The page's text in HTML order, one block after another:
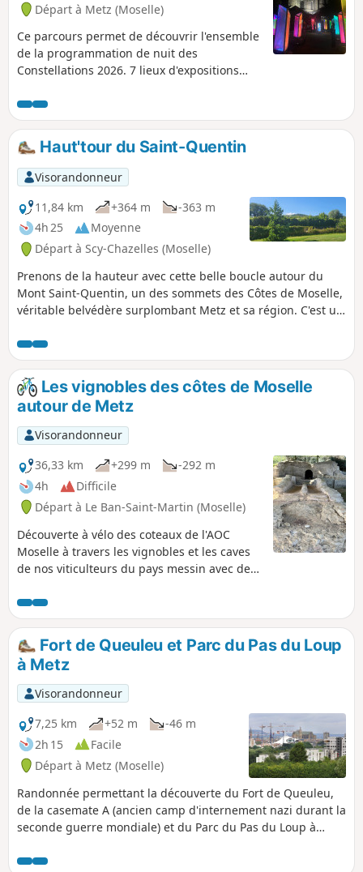
Départ à Metz (Moselle)
Ce parcours permet de découvrir l'ensemble
de la programmation de nuit des
Constellations 2026. 7 lieux d'expositions
visibles en soirée uniquement (selon la
période, début des accès entre 21h et 22h,
fin à 00h15). Les horaires d'ouverture
peuvent varier en fonction des lieux et de la
période, vous pouvez les retrouver sur le site
Constellations de Metz
Haut'tour du Saint-Quentin
Visorandonneur
11,84 km
+364 m
-363 m
4h 25
Moyenne
Départ à Scy-Chazelles (Moselle)
Prenons de la hauteur avec cette belle boucle autour du
Mont Saint-Quentin, un des sommets des Côtes de Moselle,
véritable belvédère surplombant Metz et sa région. C'est un
accessible à tous, au départ du bas de Scy-Chazelles, vous
fera découvrir quatre pans de l'histoire de Metz et du
département de la Moselle à travers la Voie de la Liberté
1944, la Tour Bismarck sur la Butte Charles Quint, la Maison
de Robert Schuman et le groupe fortifié du Saint-Quentin
constitué des forts Diou et Girardin.
Les vignobles des côtes de Moselle
autour de Metz
Visorandonneur
36,33 km
+299 m
-292 m
4h
Difficile
Départ à Le Ban-Saint-Martin (Moselle)
Découverte à vélo des coteaux de l'AOC
Moselle à travers les vignobles et les caves
de nos viticulteurs du pays messin avec des
l'Aqueduc Gallo-Romain ainsi qu'au
mémorial de la bataille de Dornot-Corny. Le
retour se fera le long de la Voie Bleue au
bord de la Moselle. Avertissement ce
parcours assez technique surtout à l'aller
utilise des sentiers caillouteux il peut être
dangereux sur sol mouillé n'oubliez pas vos
protections individuelles et faites attention.
Fort de Queuleu et Parc du Pas du Loup
à Metz
Visorandonneur
7,25 km
+52 m
-46 m
2h 15
Facile
Départ à Metz (Moselle)
Randonnée permettant la découverte du Fort de Queuleu,
de la casemate A (ancien camp d'internement nazi durant la
seconde guerre mondiale) et du Parc du Pas du Loup à
une fois à l'extérieur, les chemins sont beaucoup moins